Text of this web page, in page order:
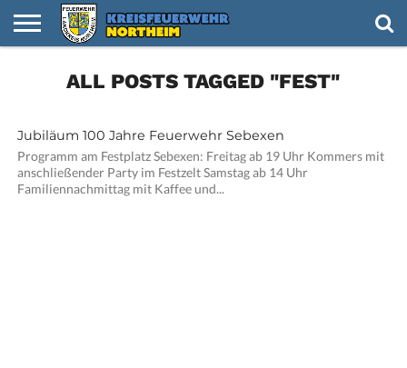
NACHRICHTEN
VIDEOS
TERMINE
KREISFEUERWEHR
FEUERWEHREN
NACHWUCHS
IMPRESSUM
ALL POSTS TAGGED "FEST"
Jubiläum 100 Jahre Feuerwehr Sebexen
Programm am Festplatz Sebexen: Freitag ab 19 Uhr Kommers mit
anschließender Party im Festzelt Samstag ab 14 Uhr
Familiennachmittag mit Kaffee und...